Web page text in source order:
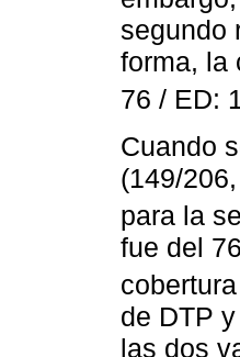
segundo
forma, la
76 / ED:
Cuando
(149/
para la
fue del
de DTP
las dos